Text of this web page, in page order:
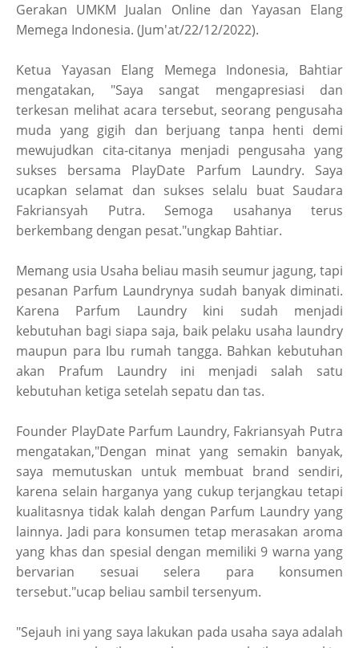
Gerakan UMKM Jualan Online dan Yayasan Elang
Memega Indonesia. (Jum'at/22/12/2022).
Ketua Yayasan Elang Memega Indonesia, Bahtiar
mengatakan, "Saya sangat mengapresiasi dan
terkesan melihat acara tersebut, seorang pengusaha
muda yang gigih dan berjuang tanpa henti demi
mewujudkan cita-citanya menjadi pengusaha yang
sukses bersama PlayDate Parfum Laundry. Saya
ucapkan selamat dan sukses selalu buat Saudara
Fakriansyah Putra. Semoga usahanya terus
berkembang dengan pesat."ungkap Bahtiar.
Memang usia Usaha beliau masih seumur jagung, tapi
pesanan Parfum Laundrynya sudah banyak diminati.
Karena Parfum Laundry kini sudah menjadi
kebutuhan bagi siapa saja, baik pelaku usaha laundry
maupun para Ibu rumah tangga. Bahkan kebutuhan
akan Prafum Laundry ini menjadi salah satu
kebutuhan ketiga setelah sepatu dan tas.
Founder PlayDate Parfum Laundry, Fakriansyah Putra
mengatakan,"Dengan minat yang semakin banyak,
saya memutuskan untuk membuat brand sendiri,
karena selain harganya yang cukup terjangkau tetapi
kualitasnya tidak kalah dengan Parfum Laundry yang
lainnya. Jadi para konsumen tetap merasakan aroma
yang khas dan spesial dengan memiliki 9 warna yang
bervarian sesuai selera para konsumen
tersebut."ucap beliau sambil tersenyum.
"Sejauh ini yang saya lakukan pada usaha saya adalah